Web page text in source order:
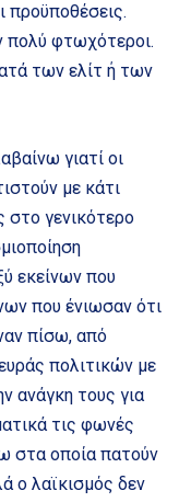
προϋποθέσεις.
πολύ φτωχότεροι.
των ελίτ ή των
γιατί οι
με κάτι
στο γενικότερο
εκείνων που
που ένιωσαν ότι
πίσω, από
πολιτικών με
ανάγκη τους για
τις φωνές
στα οποία πατούν
ο λαϊκισμός δεν